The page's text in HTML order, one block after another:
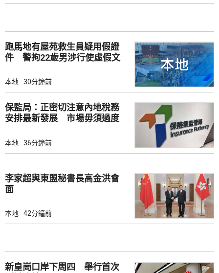
跑馬地有屋苑救生員疑用假證
件 警拘22歲男涉行使虛假文
本地 30分鐘前
保監局：正密切注意內地稅務
安排最新發展 市場毋須過度
本地 36分鐘前
李家超與東盟秘書長高金洪會
面
本地 42分鐘前
新皇崗口岸下周四 舉行首次